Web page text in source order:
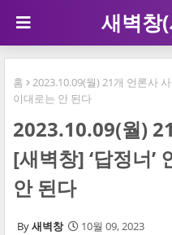
새벽창
홈
2023.10.09(월) 21개 언론사
이대로는 안 된다
2023.10.09(월)
[새벽창] ‘답정너’
안 된다
새벽창 10월 09, 2023